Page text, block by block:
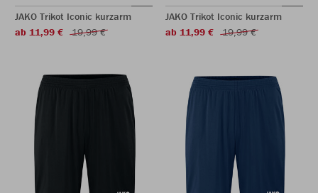
JAKO Trikot Iconic kurzarm
ab 11,99 €
19,99 €
JAKO Trikot Iconic kurzarm
ab 11,99 €
19,99 €